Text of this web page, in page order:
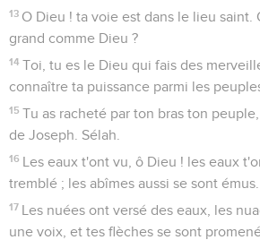
13 O Dieu ! ta voie est dans le lieu saint.
grand comme Dieu ?
14 Toi, tu es le Dieu qui fais des
connaître ta puissance parmi les
15 Tu as racheté par ton bras ton
de Joseph. Sélah.
16 Les eaux t'ont vu, ô Dieu ! les eaux
tremblé ; les abîmes aussi se sont émus.
17 Les nuées ont versé des eaux, les
une voix, et tes flèches se sont